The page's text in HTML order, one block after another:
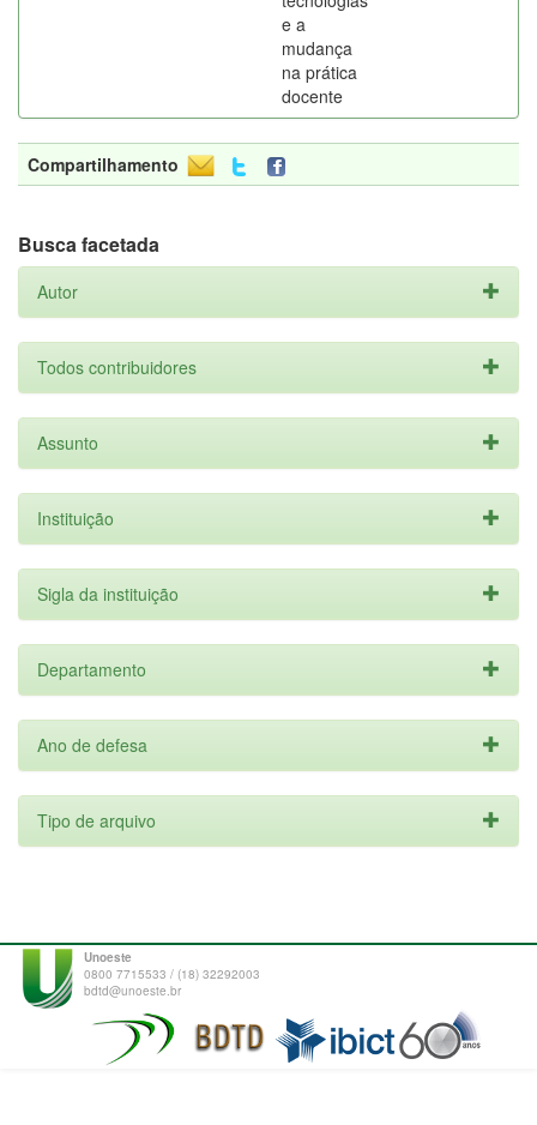
e a
mudança
na prática
docente
Compartilhamento
Busca facetada
Autor
Todos contribuidores
Assunto
Instituição
Sigla da instituição
Departamento
Ano de defesa
Tipo de arquivo
Unoeste
0800 7715533 / (18) 32292003
bdtd@unoeste.br